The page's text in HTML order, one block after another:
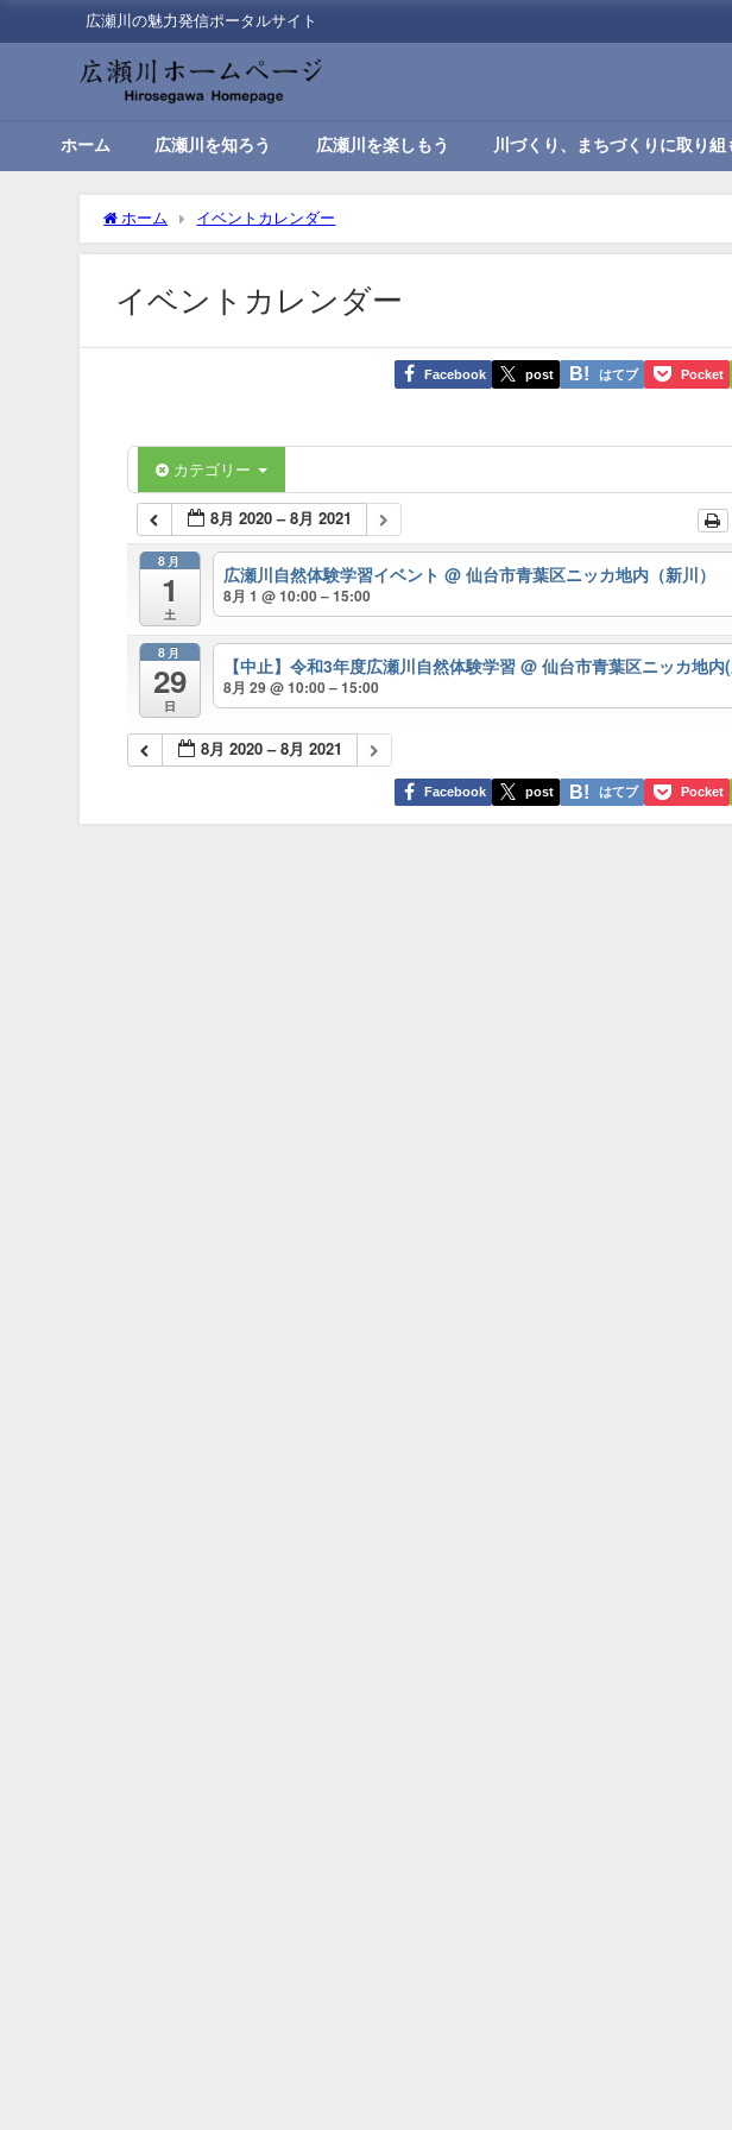
広瀬川の魅力発信ポータルサイト
ホーム 広瀬川を知ろう 広瀬川を楽しもう 川づくり、まちづくりに取り組
ホーム イベントカレンダー
イベントカレンダー
Facebook post はてブ Pocket
カテゴリー
8月 2020 – 8月 2021
8月
1
土
広瀬川自然体験学習イベント @ 仙台市青葉区ニッカ地内（新川）
8月 1 @ 10:00 – 15:00
8月
29
日
【中止】令和3年度広瀬川自然体験学習 @ 仙台市青葉区ニッカ地内
8月 29 @ 10:00 – 15:00
8月 2020 – 8月 2021
Facebook post はてブ Pocket